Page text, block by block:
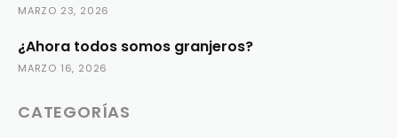
MARZO 23, 2026
¿Ahora todos somos granjeros?
MARZO 16, 2026
CATEGORÍAS